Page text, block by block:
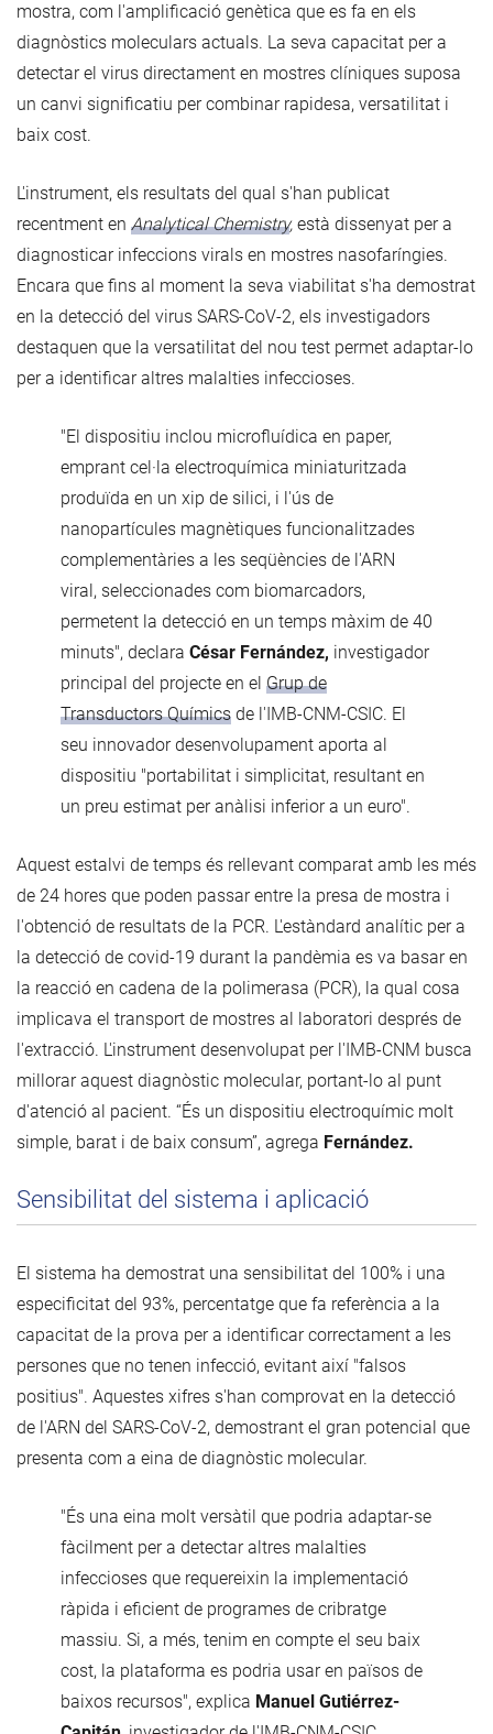
mostra, com l'amplificació genètica que es fa en els
diagnòstics moleculars actuals. La seva capacitat per a
detectar el virus directament en mostres clíniques suposa
un canvi significatiu per combinar rapidesa, versatilitat i
baix cost.
L'instrument, els resultats del qual s'han publicat
recentment en Analytical Chemistry, està dissenyat per a
diagnosticar infeccions virals en mostres nasofaríngies.
Encara que fins al moment la seva viabilitat s'ha demostrat
en la detecció del virus SARS-CoV-2, els investigadors
destaquen que la versatilitat del nou test permet adaptar-lo
per a identificar altres malalties infeccioses.
"El dispositiu inclou microfluídica en paper,
emprant cel·la electroquímica miniaturitzada
produïda en un xip de silici, i l'ús de
nanopartícules magnètiques funcionalitzades
complementàries a les seqüències de l'ARN
viral, seleccionades com biomarcadors,
permetent la detecció en un temps màxim de 40
minuts", declara César Fernández, investigador
principal del projecte en el Grup de
Transductors Químics de l'IMB-CNM-CSIC. El
seu innovador desenvolupament aporta al
dispositiu "portabilitat i simplicitat, resultant en
un preu estimat per anàlisi inferior a un euro".
Aquest estalvi de temps és rellevant comparat amb les més
de 24 hores que poden passar entre la presa de mostra i
l'obtenció de resultats de la PCR. L'estàndard analític per a
la detecció de covid-19 durant la pandèmia es va basar en
la reacció en cadena de la polimerasa (PCR), la qual cosa
implicava el transport de mostres al laboratori després de
l'extracció. L'instrument desenvolupat per l'IMB-CNM busca
millorar aquest diagnòstic molecular, portant-lo al punt
d'atenció al pacient. “És un dispositiu electroquímic molt
simple, barat i de baix consum”, agrega Fernández.
Sensibilitat del sistema i aplicació
El sistema ha demostrat una sensibilitat del 100% i una
especificitat del 93%, percentatge que fa referència a la
capacitat de la prova per a identificar correctament a les
persones que no tenen infecció, evitant així "falsos
positius". Aquestes xifres s'han comprovat en la detecció
de l'ARN del SARS-CoV-2, demostrant el gran potencial que
presenta com a eina de diagnòstic molecular.
"És una eina molt versàtil que podria adaptar-se
fàcilment per a detectar altres malalties
infeccioses que requereixin la implementació
ràpida i eficient de programes de cribratge
massiu. Si, a més, tenim en compte el seu baix
cost, la plataforma es podria usar en països de
baixos recursos", explica Manuel Gutiérrez-